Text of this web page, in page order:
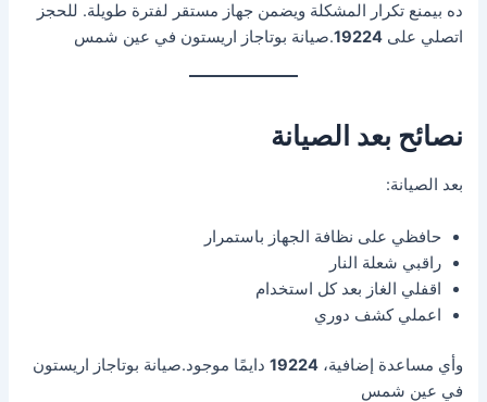
ده بيمنع تكرار المشكلة ويضمن جهاز مستقر لفترة طويلة. للحجز
اتصلي على19224.صيانة بوتاجاز اريستون في عين شمس
نصائح بعد الصيانة
بعد الصيانة:
حافظي على نظافة الجهاز باستمرار
راقبي شعلة النار
اقفلي الغاز بعد كل استخدام
اعملي كشف دوري
وأي مساعدة إضافية،19224 دايمًا موجود.صيانة بوتاجاز اريستون
في عين شمس